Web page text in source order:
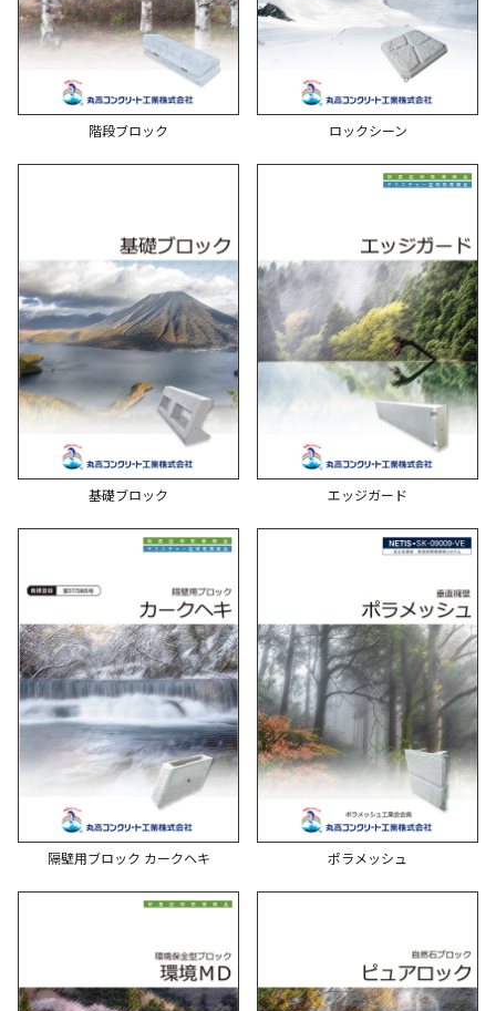
階段ブロック ロックシーン
基礎ブロック エッジガード
隔壁用ブロック カークヘキ ポラメッシュ